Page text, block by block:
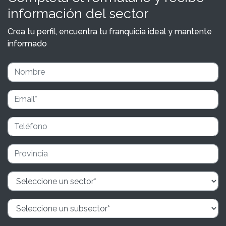
información del sector
Crea tu perfil, encuentra tu franquicia ideal y mantente
informado